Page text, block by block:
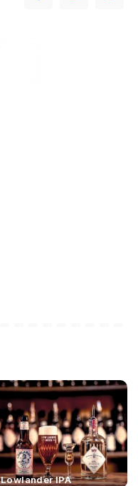
Lowlander IPA